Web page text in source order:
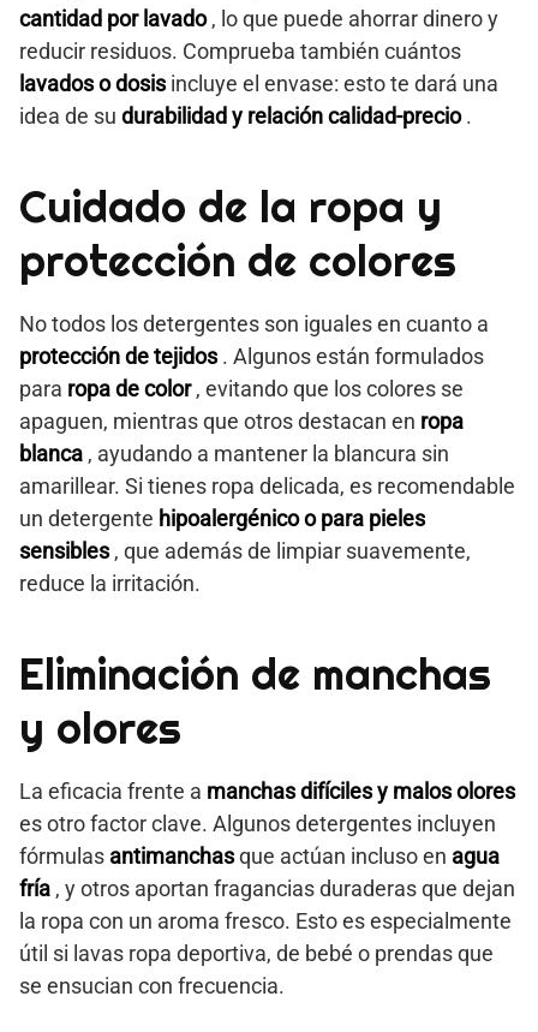
cantidad por lavado, lo que puede ahorrar dinero y
reducir residuos. Comprueba también cuántos
lavados o dosisincluye el envase: esto te dará una
idea de su durabilidad y relación calidad-precio.
Cuidado de la ropa y
protección de colores
No todos los detergentes son iguales en cuanto a
protección de tejidos. Algunos están formulados
para ropa de color, evitando que los colores se
apaguen, mientras que otros destacan en ropa
blanca , ayudando a mantener la blancura sin
amarillear. Si tienes ropa delicada, es recomendable
un detergente hipoalergénico o para pieles
sensibles, que además de limpiar suavemente,
reduce la irritación.
Eliminación de manchas
y olores
La eficacia frente a manchas difíciles y malos olores
es otro factor clave. Algunos detergentes incluyen
fórmulas antimanchasque actúan incluso en agua
fría , y otros aportan fragancias duraderas que dejan
la ropa con un aroma fresco. Esto es especialmente
útil si lavas ropa deportiva, de bebé o prendas que
se ensucian con frecuencia.